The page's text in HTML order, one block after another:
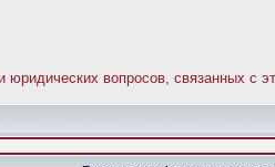
юридических вопросов, связанных с